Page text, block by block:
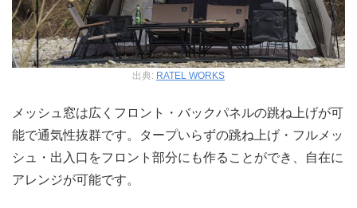
出典: RATEL WORKS
メッシュ窓は広くフロント・バックパネルの跳ね上げが可
能で通気性抜群です。タープいらずの跳ね上げ・フルメッ
シュ・出入口をフロント部分にも作ることができ、自在に
アレンジが可能です。